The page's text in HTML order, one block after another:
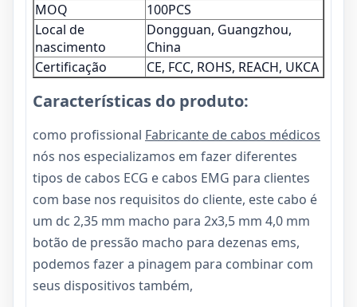
MOQ
100PCS
Local de
nascimento
Dongguan, Guangzhou,
China
Certificação
CE, FCC, ROHS, REACH, UKCA
Características do produto:
como profissional Fabricante de cabos médicos
nós nos especializamos em fazer diferentes
tipos de cabos ECG e cabos EMG para clientes
com base nos requisitos do cliente, este cabo é
um dc 2,35 mm macho para 2x3,5 mm 4,0 mm
botão de pressão macho para dezenas ems,
podemos fazer a pinagem para combinar com
seus dispositivos também,